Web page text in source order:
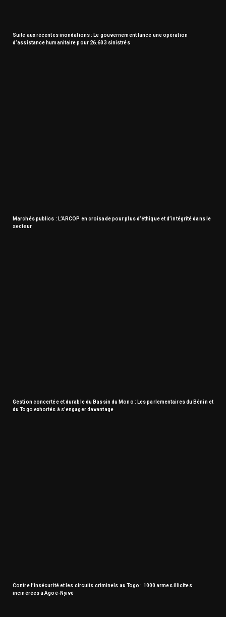
Suite aux récentes inondations : Le gouvernement lance une opération
d’assistance humanitaire pour 26.603 sinistrés
Marchés publics : L’ARCOP en croisade pour plus d’éthique et d’intégrité dans le
secteur
Gestion concertée et durable du Bassin du Mono : Les parlementaires du Bénin et
du Togo exhortés à s’engager davantage
Contre l’insécurité et les circuits criminels au Togo : 1000 armes illicites
incinérées à Agoè-Nyivé